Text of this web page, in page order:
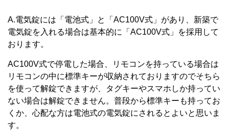
A.電気錠には「電池式」と「AC100V式」があり、新築で
電気錠を入れる場合は基本的に「AC100V式」を採用して
おります。
AC100V式で停電した場合、リモコンを持っている場合は
リモコンの中に標準キーが収納されておりますのでそちら
を使って解錠できますが、タグキーやスマホしか持ってい
ない場合は解錠できません。普段から標準キーも持ってお
くか、心配な方は電池式の電気錠にされるとよいと思いま
す。